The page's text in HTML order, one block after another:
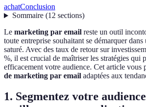
achatConclusion
Sommaire(12 sections)
Le marketing par email reste un outil
toute entreprise souhaitant se démarquer
saturé. Avec des taux de retour sur
%, il est crucial de maîtriser les stratégies qui
efficacement votre audience. Cet article vous
de marketing par email adaptées aux
1. Segmentez votre